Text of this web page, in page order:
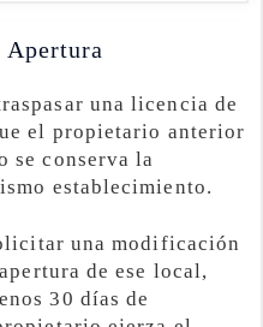
Apertura
una licencia de
el propietario anterior
se conserva la
establecimiento.
una modificación
de ese local,
30 días de